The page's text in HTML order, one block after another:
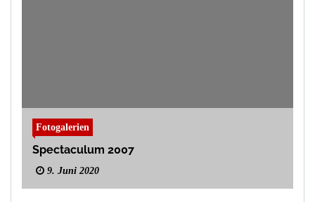
Fotogalerien
Spectaculum 2007
9. Juni 2020